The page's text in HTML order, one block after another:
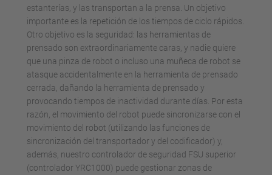
estanterías, y las transportan a la prensa. Un objetivo
importante es la repetición de los tiempos de ciclo rápidos.
Otro objetivo es la seguridad: las herramientas de
prensado son extraordinariamente caras, y nadie quiere
que una pinza de robot o incluso una muñeca de robot se
atasque accidentalmente en la herramienta de prensado
cerrada, dañando la herramienta de prensado y
provocando tiempos de inactividad durante días. Por esta
razón, el movimiento del robot puede sincronizarse con el
movimiento del robot (utilizando las funciones de
sincronización del transportador y del codificador) y,
además, nuestro controlador de seguridad FSU superior
(controlador YRC1000) puede gestionar zonas de